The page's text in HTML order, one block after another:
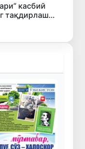
касбий
тақдирлаш